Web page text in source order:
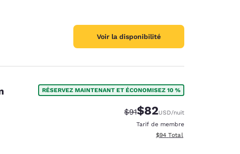
Voir la disponibilité
RÉSERVEZ MAINTENANT ET ÉCONOMISEZ 10 %
Tarif barré :
$91Tarif réduit :
$82USD/nuit
Tarif de membre
Afficher les détails totaux
$94 Total